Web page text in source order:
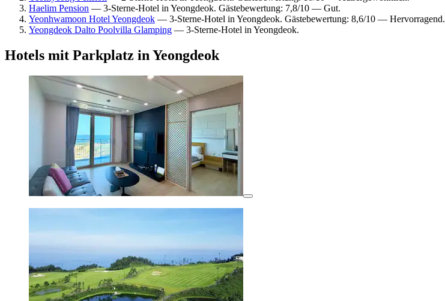
Haelim Pension — 3-Sterne-Hotel in Yeongdeok. Gästebewertung: 7,8/10 — Gut.
Yeonhwamoon Hotel Yeongdeok — 3-Sterne-Hotel in Yeongdeok. Gästebewertung: 8,6/10 — Hervorragend.
Yeongdeok Dalto Poolvilla Glamping — 3-Sterne-Hotel in Yeongdeok.
Hotels mit Parkplatz in Yeongdeok